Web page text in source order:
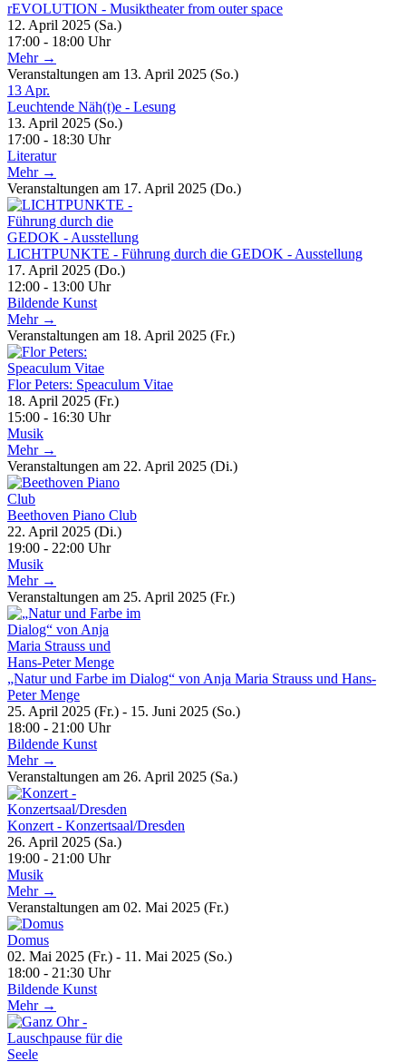
rEVOLUTION - Musiktheater from outer space
12. April 2025 (Sa.)
17:00 - 18:00 Uhr
Mehr →
Veranstaltungen am 13. April 2025 (So.)
13 Apr.
Leuchtende Näh(t)e - Lesung
13. April 2025 (So.)
17:00 - 18:30 Uhr
Literatur
Mehr →
Veranstaltungen am 17. April 2025 (Do.)
LICHTPUNKTE - Führung durch die GEDOK - Ausstellung
17. April 2025 (Do.)
12:00 - 13:00 Uhr
Bildende Kunst
Mehr →
Veranstaltungen am 18. April 2025 (Fr.)
Flor Peters: Speaculum Vitae
18. April 2025 (Fr.)
15:00 - 16:30 Uhr
Musik
Mehr →
Veranstaltungen am 22. April 2025 (Di.)
Beethoven Piano Club
22. April 2025 (Di.)
19:00 - 22:00 Uhr
Musik
Mehr →
Veranstaltungen am 25. April 2025 (Fr.)
„Natur und Farbe im Dialog“ von Anja Maria Strauss und Hans-
Peter Menge
25. April 2025 (Fr.) - 15. Juni 2025 (So.)
18:00 - 21:00 Uhr
Bildende Kunst
Mehr →
Veranstaltungen am 26. April 2025 (Sa.)
Konzert - Konzertsaal/Dresden
26. April 2025 (Sa.)
19:00 - 21:00 Uhr
Musik
Mehr →
Veranstaltungen am 02. Mai 2025 (Fr.)
Domus
02. Mai 2025 (Fr.) - 11. Mai 2025 (So.)
18:00 - 21:30 Uhr
Bildende Kunst
Mehr →